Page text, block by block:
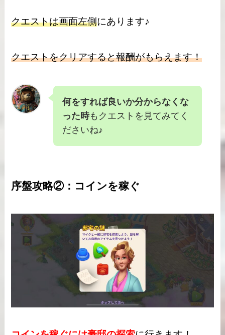
クエストは画面左側にあります♪
クエストをクリアすると報酬がもらえます！
何をすれば良いか分からなくな
った時もクエストを見てみてく
ださいね♪
序盤攻略②：コインを稼ぐ